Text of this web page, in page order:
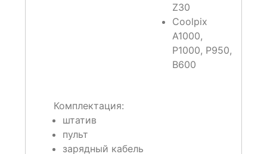
Z30
Coolpix
A1000,
P1000, P950,
B600
Комплектация:
штатив
пульт
зарядный кабель